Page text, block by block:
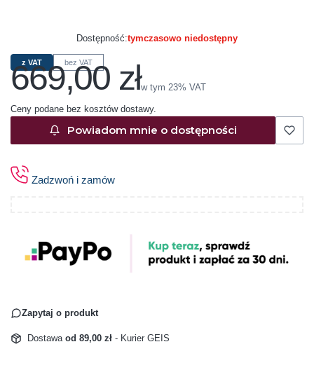
Dostępność:tymczasowo niedostępny
z VAT bez VAT
Cena
669,00 złw tym 23% VAT
w tym 23% VAT
Ceny podane bez kosztów dostawy.
Powiadom mnie o dostępności
Zadzwoń i zamów
Zapytaj o produkt
Dostawa od 89,00 zł - Kurier GEIS